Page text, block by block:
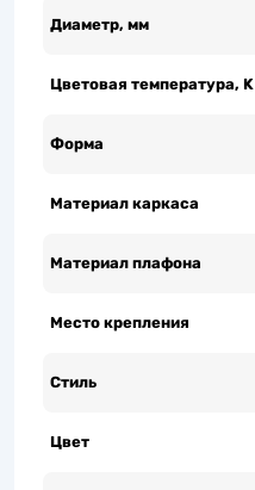
Диаметр, мм
Цветовая температура, K
Форма
Материал каркаса
Материал плафона
Место крепления
Стиль
Цвет